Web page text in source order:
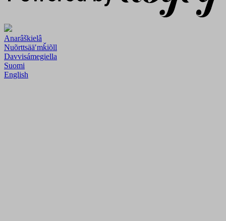
Anarâškielâ
Nuõrttsääʹmǩiõll
Davvisámegiella
Suomi
English